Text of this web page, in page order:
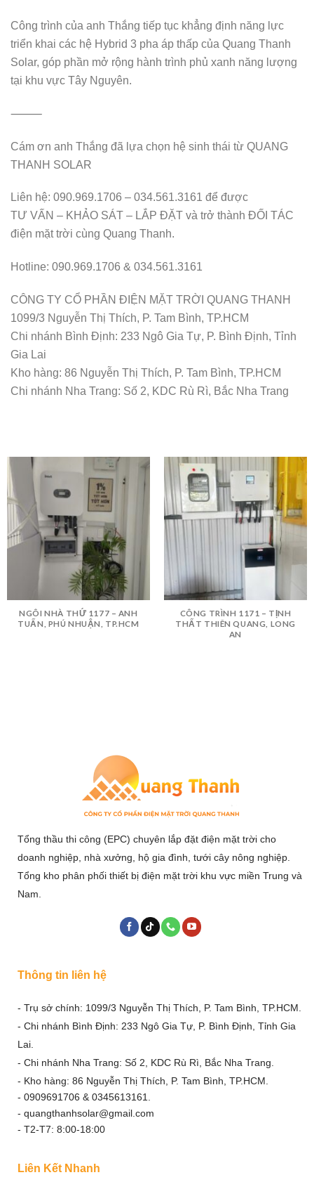
Công trình của anh Thắng tiếp tục khẳng định năng lực
triển khai các hệ Hybrid 3 pha áp thấp của Quang Thanh
Solar, góp phần mở rộng hành trình phủ xanh năng lượng
tại khu vực Tây Nguyên.
⸻
Cám ơn anh Thắng đã lựa chọn hệ sinh thái từ QUANG
THANH SOLAR
Liên hệ: 090.969.1706 – 034.561.3161 để được
TƯ VẤN – KHẢO SÁT – LẮP ĐẶT và trở thành ĐỐI TÁC
điện mặt trời cùng Quang Thanh.
Hotline: 090.969.1706 & 034.561.3161
CÔNG TY CỔ PHẦN ĐIỆN MẶT TRỜI QUANG THANH
1099/3 Nguyễn Thị Thích, P. Tam Bình, TP.HCM
Chi nhánh Bình Định: 233 Ngô Gia Tự, P. Bình Định, Tỉnh
Gia Lai
Kho hàng: 86 Nguyễn Thị Thích, P. Tam Bình, TP.HCM
Chi nhánh Nha Trang: Số 2, KDC Rù Rì, Bắc Nha Trang
NGÔI NHÀ THỨ 1177 – ANH
TUẤN, PHÚ NHUẬN, TP.HCM
CÔNG TRÌNH 1171 – TỊNH
THẤT THIÊN QUANG, LONG
AN
Tổng thầu thi công (EPC) chuyên lắp đặt điện mặt trời cho
doanh nghiệp, nhà xưởng, hộ gia đình, tưới cây nông nghiệp.
Tổng kho phân phối thiết bị điện mặt trời khu vực miền Trung và
Nam.
Liên Kết Nhanh
Thông tin liên hệ
- Trụ sở chính: 1099/3 Nguyễn Thị Thích, P. Tam Bình, TP.HCM.
- Chi nhánh Bình Định: 233 Ngô Gia Tự, P. Bình Định, Tỉnh Gia
Lai.
- Chi nhánh Nha Trang: Số 2, KDC Rù Rì, Bắc Nha Trang.
- Kho hàng: 86 Nguyễn Thị Thích, P. Tam Bình, TP.HCM.
- 0909691706 & 0345613161.
- quangthanhsolar@gmail.com
- T2-T7: 8:00-18:00